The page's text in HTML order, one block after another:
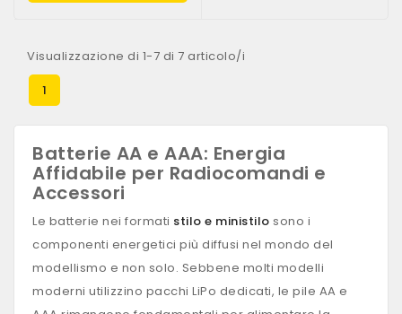
Visualizzazione di 1-7 di 7 articolo/i
1
Batterie AA e AAA: Energia
Affidabile per Radiocomandi e
Accessori
Le batterie nei formati stilo e ministilo sono i
componenti energetici più diffusi nel mondo del
modellismo e non solo. Sebbene molti modelli
moderni utilizzino pacchi LiPo dedicati, le pile AA e